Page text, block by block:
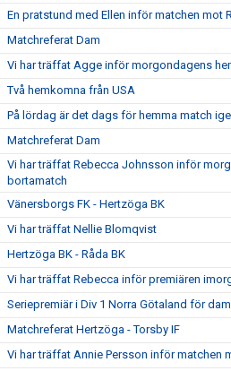
En pratstund med Ellen inför matchen mot
Matchreferat Dam
Vi har träffat Agge inför morgondagens
Två hemkomna från USA
På lördag är det dags för hemma match
Matchreferat Dam
Vi har träffat Rebecca Johnsson inför
bortamatch
Vänersborgs FK - Hertzöga BK
Vi har träffat Nellie Blomqvist
Hertzöga BK - Råda BK
Vi har träffat Rebecca inför premiären
Seriepremiär i Div 1 Norra Götaland för
Matchreferat Hertzöga - Torsby IF
Vi har träffat Annie Persson inför matchen